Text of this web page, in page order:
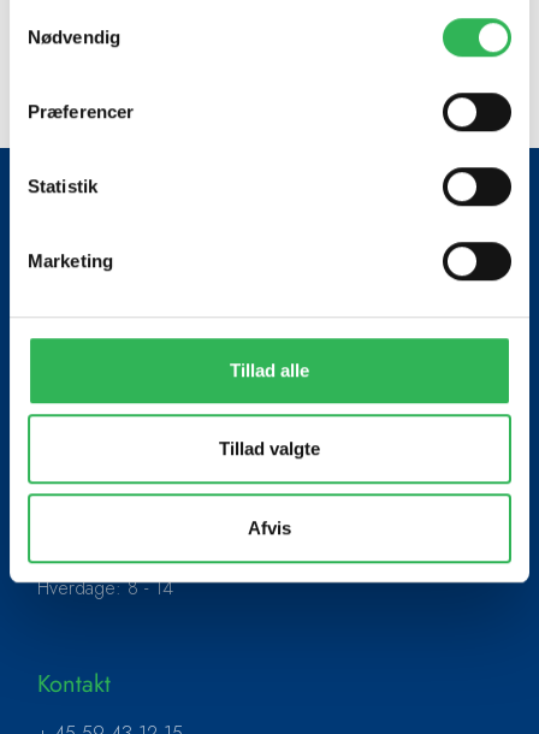
Nødvendig
Præferencer
Statistik
Marketing
Tillad alle
Tillad valgte
Afvis
Tlf.: 72363977 | Email:
faglighed og et stærkt fællesskab.
Find os
4300 Holbæk
Hverdage: 8 - 14
Kontakt